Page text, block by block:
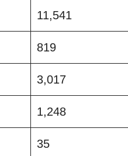
11,541
819
3,017
1,248
35